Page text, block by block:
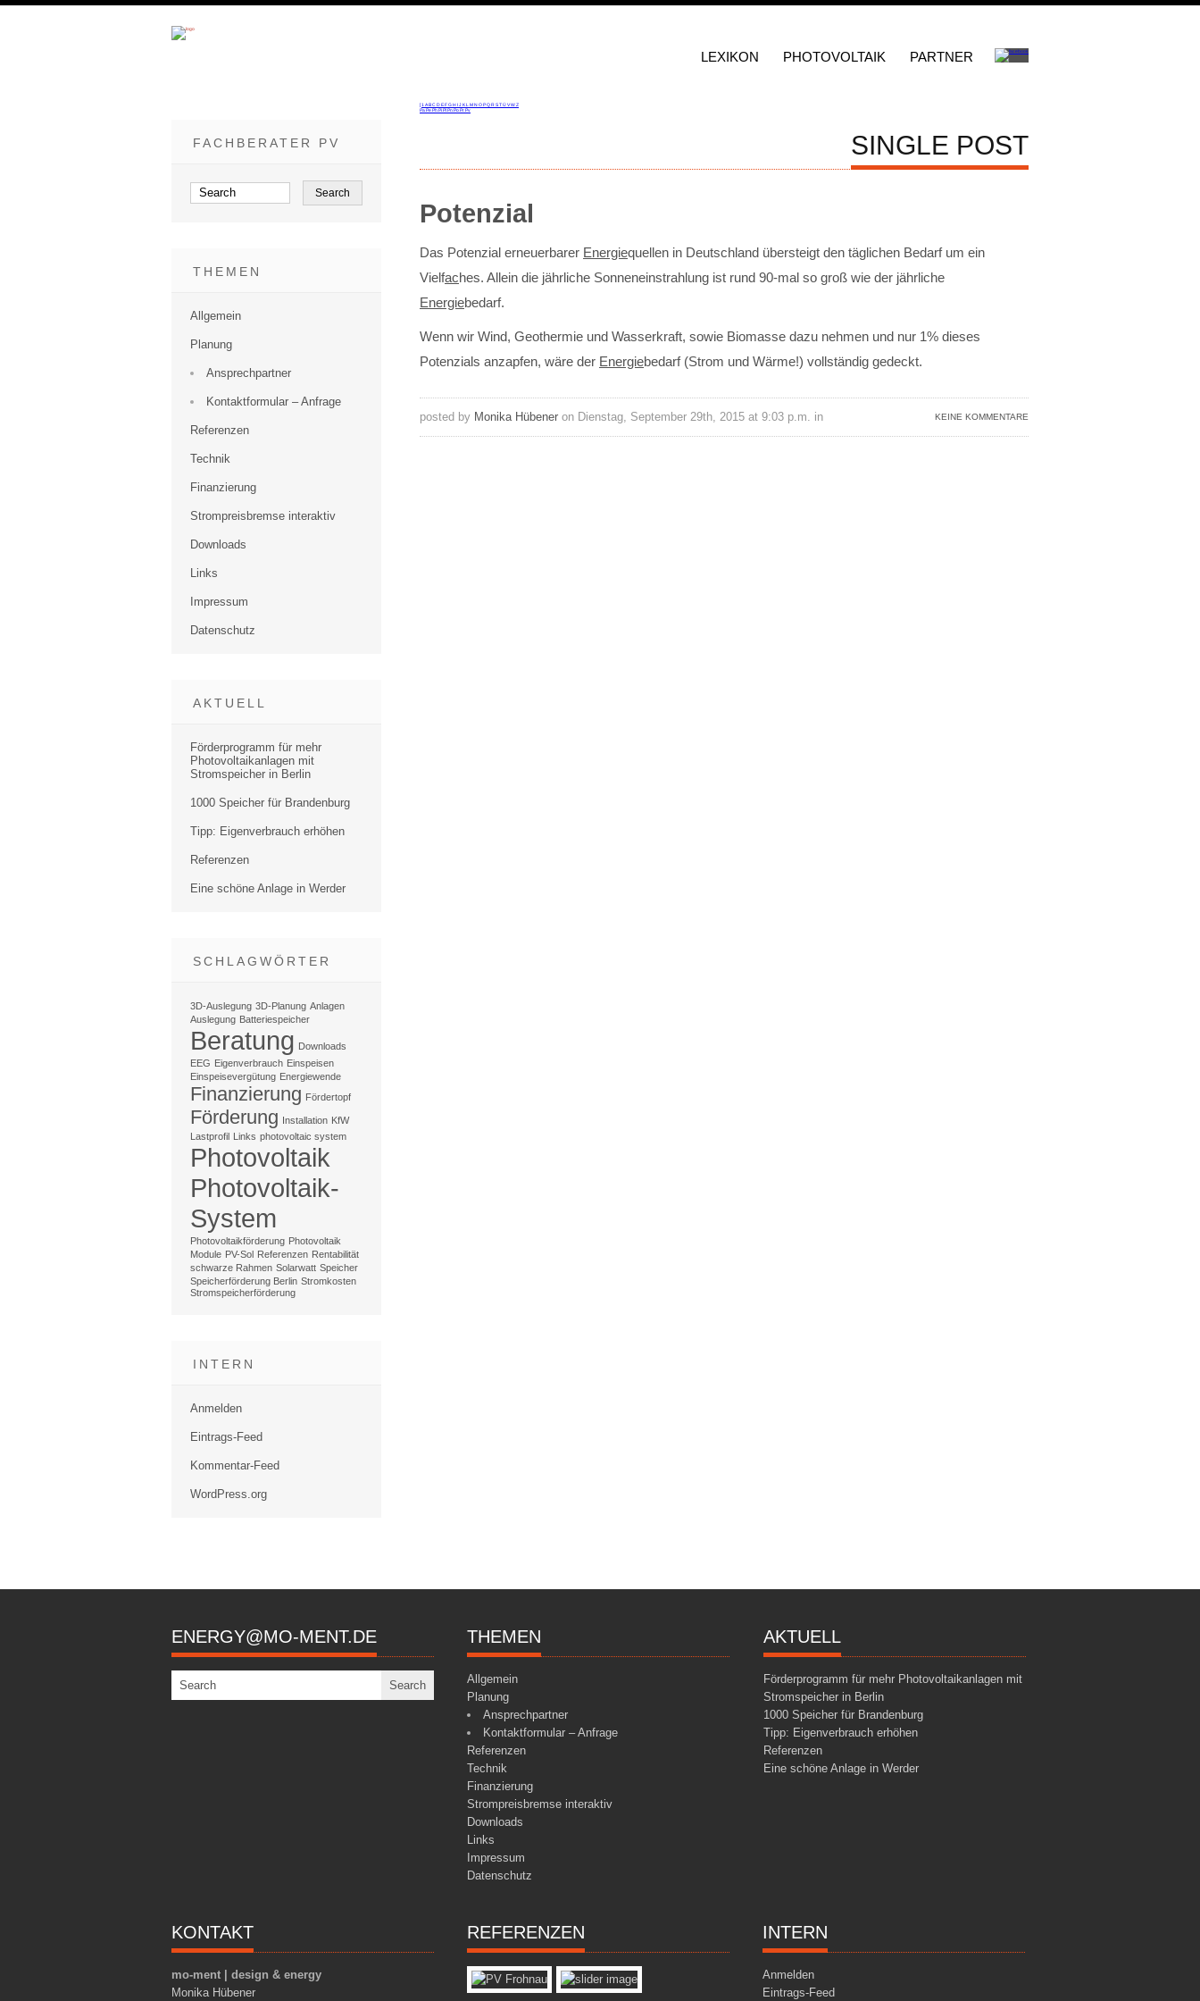
LEXIKON PHOTOVOLTAIK PARTNER
[1 ABCDEFGHI JKL MNOPQRSTÜVWZ
PaPePhPiPlPnPoPrPv
SINGLE POST
Potenzial
Das Potenzial erneuerbarer Energiequellen in Deutschland übersteigt den täglichen Bedarf um ein
Vielfaches. Allein die jährliche Sonneneinstrahlung ist rund 90-mal so groß wie der jährliche
Energiebedarf.
Wenn wir Wind, Geothermie und Wasserkraft, sowie Biomasse dazu nehmen und nur 1% dieses
Potenzials anzapfen, wäre der Energiebedarf (Strom und Wärme!) vollständig gedeckt.
KEINE KOMMENTARE
posted by Monika Hübener on Dienstag, September 29th, 2015 at 9:03 p.m. in
FACHBERATER PV
THEMEN
Allgemein
Planung
Ansprechpartner
Kontaktformular – Anfrage
Referenzen
Technik
Finanzierung
Strompreisbremse interaktiv
Downloads
Links
Impressum
Datenschutz
AKTUELL
Förderprogramm für mehr
Photovoltaikanlagen mit
Stromspeicher in Berlin
1000 Speicher für Brandenburg
Tipp: Eigenverbrauch erhöhen
Referenzen
Eine schöne Anlage in Werder
SCHLAGWÖRTER
3D-Auslegung 3D-Planung Anlagen
Auslegung Batteriespeicher
Beratung Downloads
EEG Eigenverbrauch Einspeisen
Einspeisevergütung Energiewende
Finanzierung Fördertopf
Förderung Installation KfW
Lastprofil Links photovoltaic system
Photovoltaik
Photovoltaik-
System
Photovoltaikförderung Photovoltaik
Module PV-Sol Referenzen Rentabilität
schwarze Rahmen Solarwatt Speicher
Speicherförderung Berlin Stromkosten
Stromspeicherförderung
INTERN
Anmelden
Eintrags-Feed
Kommentar-Feed
WordPress.org
ENERGY@MO-MENT.DE THEMEN
Allgemein
Planung
Ansprechpartner
Kontaktformular – Anfrage
Referenzen
Technik
Finanzierung
Strompreisbremse interaktiv
Downloads
Links
Impressum
Datenschutz
AKTUELL
Förderprogramm für mehr Photovoltaikanlagen mit
Stromspeicher in Berlin
1000 Speicher für Brandenburg
Tipp: Eigenverbrauch erhöhen
Referenzen
Eine schöne Anlage in Werder
KONTAKT
mo-ment | design & energy
Monika Hübener
REFERENZEN INTERN
Anmelden
Eintrags-Feed